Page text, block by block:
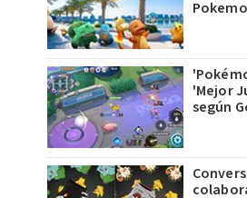
'Mejor
según